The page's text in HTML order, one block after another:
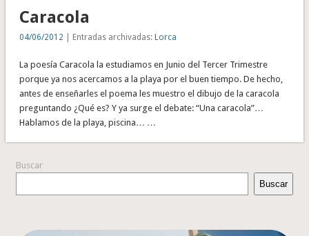
Caracola
04/06/2012 | Entradas archivadas: Lorca
La poesía Caracola la estudiamos en Junio del Tercer Trimestre
porque ya nos acercamos a la playa por el buen tiempo. De hecho,
antes de enseñarles el poema les muestro el dibujo de la caracola
preguntando ¿Qué es? Y ya surge el debate: “Una caracola”…
Hablamos de la playa, piscina… …
Buscar
Buscar